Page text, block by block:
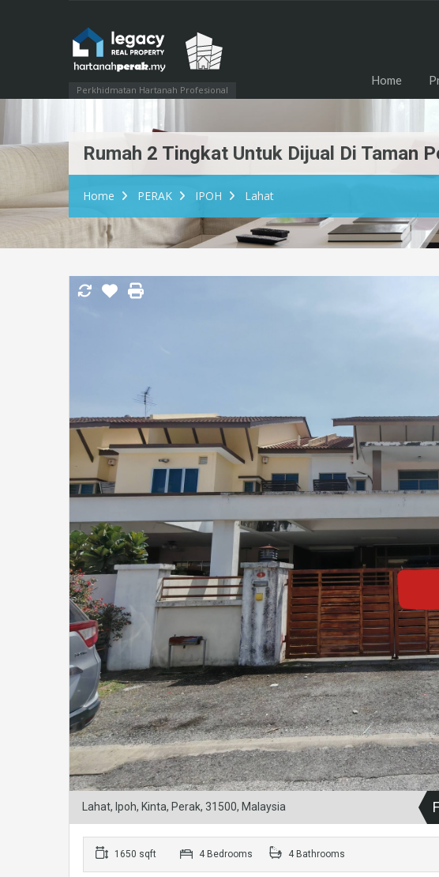
Perkhidmatan Hartanah Profesional
Home
Rumah 2 Tingkat Untuk Dijual Di Taman
Home PERAK IPOH Lahat
Lahat, Ipoh, Kinta, Perak, 31500, Malaysia
1650 sqft 4 Bedrooms 4 Bathrooms